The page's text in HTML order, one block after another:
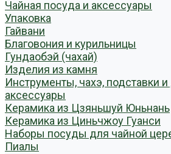
Чайная посуда и аксессуары
Упаковка
Гайвани
Благовония и курильницы
Гундаобэй (чахай)
Изделия из камня
Инструменты, чахэ, подставки и
аксессуары
Керамика из Цзяньшуй Юньнань
Керамика из Циньчжоу Гуанси
Наборы посуды для чайной
Пиалы